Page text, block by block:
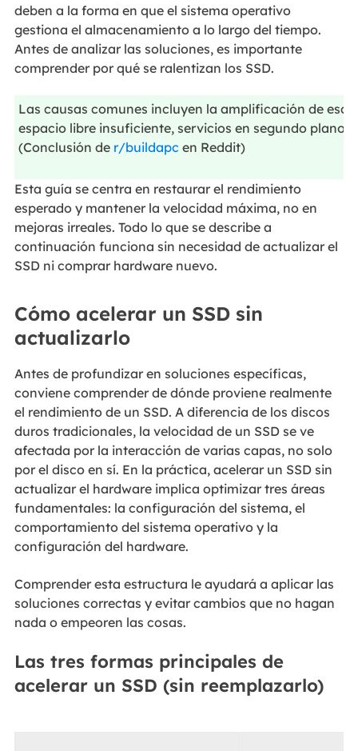
deben a la forma en que el sistema operativo
gestiona el almacenamiento a lo largo del tiempo.
Antes de analizar las soluciones, es importante
comprender por qué se ralentizan los SSD.
Las causas comunes incluyen la amplificación de
espacio libre insuficiente, servicios en segundo plano
(Conclusión de r/buildapc en Reddit)
Esta guía se centra en restaurar el rendimiento
esperado y mantener la velocidad máxima, no en
mejoras irreales. Todo lo que se describe a
continuación funciona sin necesidad de actualizar el
SSD ni comprar hardware nuevo.
Cómo acelerar un SSD sin
actualizarlo
Antes de profundizar en soluciones específicas,
conviene comprender de dónde proviene realmente
el rendimiento de un SSD. A diferencia de los discos
duros tradicionales, la velocidad de un SSD se ve
afectada por la interacción de varias capas, no solo
por el disco en sí. En la práctica, acelerar un SSD sin
actualizar el hardware implica optimizar tres áreas
fundamentales: la configuración del sistema, el
comportamiento del sistema operativo y la
configuración del hardware.
Comprender esta estructura le ayudará a aplicar las
soluciones correctas y evitar cambios que no hagan
nada o empeoren las cosas.
Las tres formas principales de
acelerar un SSD (sin reemplazarlo)